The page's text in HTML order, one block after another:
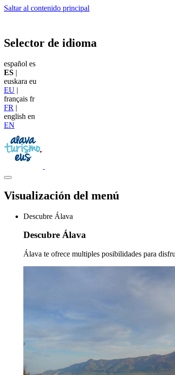
Saltar al contenido principal
Selector de idioma
español es
ES |
euskara eu
EU |
français fr
FR |
english en
EN
Visualización del menú
Descubre Álava
Descubre Álava
Álava te ofrece multiples posibilidades para